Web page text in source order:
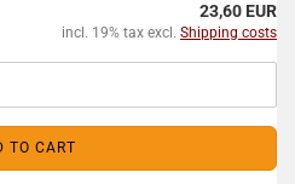
23,60 EUR
incl. 19% tax excl. Shipping costs
TO CART